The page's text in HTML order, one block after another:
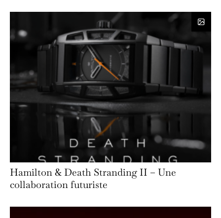
Hamilton & Death Stranding II – Une
collaboration futuriste